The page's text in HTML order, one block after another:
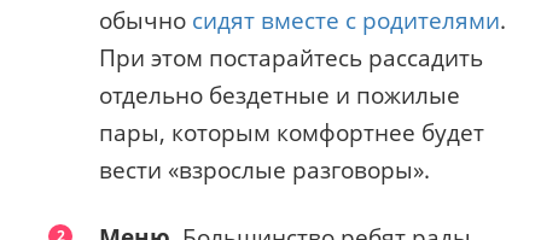
обычно сидят вместе с родителями.
При этом постарайтесь рассадить
отдельно бездетные и пожилые
пары, которым комфортнее будет
вести «взрослые разговоры».